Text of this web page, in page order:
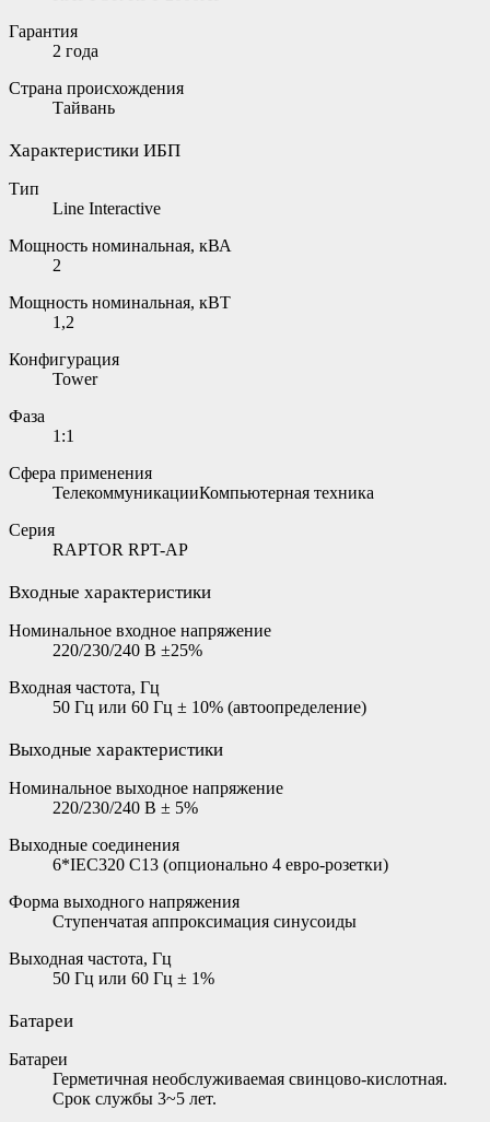
Гарантия
2 года
Страна происхождения
Тайвань
Характеристики ИБП
Тип
Line Interactive
Мощность номинальная, кВА
2
Мощность номинальная, кВТ
1,2
Конфигурация
Tower
Фаза
1:1
Сфера применения
ТелекоммуникацииКомпьютерная техника
Серия
RAPTOR RPT-AP
Входные характеристики
Номинальное входное напряжение
220/230/240 В ±25%
Входная частота, Гц
50 Гц или 60 Гц ± 10% (автоопределение)
Выходные характеристики
Номинальное выходное напряжение
220/230/240 В ± 5%
Выходные соединения
6*IEC320 C13 (опционально 4 евро-розетки)
Форма выходного напряжения
Ступенчатая аппроксимация синусоиды
Выходная частота, Гц
50 Гц или 60 Гц ± 1%
Батареи
Батареи
Герметичная необслуживаемая свинцово-кислотная.
Срок службы 3~5 лет.